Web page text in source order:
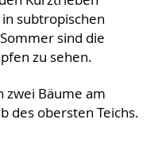
subtropischen
sind die
zu sehen.
zwei Bäume am
des obersten Teichs.